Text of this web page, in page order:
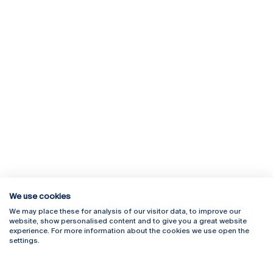
Rua Diogo Botelho 1327
4169-005 Porto
+351 226 196 240
Campus Online
Webmail
We use cookies
We may place these for analysis of our visitor data, to improve our
website, show personalised content and to give you a great website
experience. For more information about the cookies we use open the
settings.